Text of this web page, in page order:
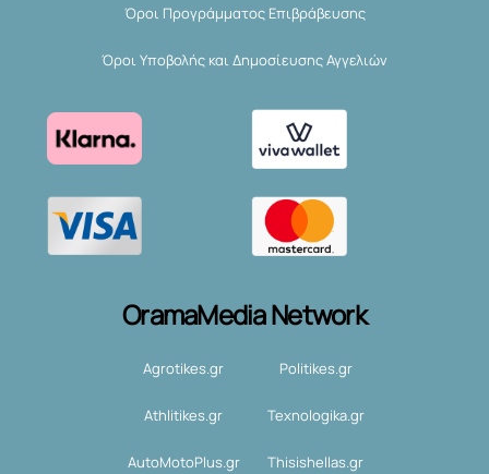
Όροι Προγράμματος Επιβράβευσης
Όροι Υποβολής και Δημοσίευσης Αγγελιών
OramaMedia Network
Agrotikes.gr Politikes.gr
Athlitikes.gr Texnologika.gr
AutoMotoPlus.gr Thisishellas.gr